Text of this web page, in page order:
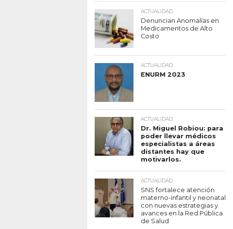
ACTUALIDAD
Denuncian Anomalías en
Medicamentos de Alto
Costo
ACTUALIDAD
ENURM 2023
ACTUALIDAD
Dr. Miguel Robiou: para
poder llevar médicos
especialistas a áreas
distantes hay que
motivarlos.
ACTUALIDAD
SNS fortalece atención
materno-infantil y neonatal
con nuevas estrategias y
avances en la Red Pública
de Salud